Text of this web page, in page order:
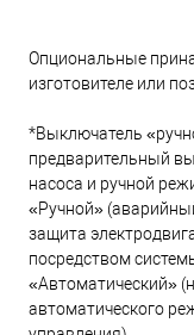
Опциональные
изготовителе или
*Выключатель
предварительный
насоса и ручной
«Ручной»
защита
посредством
«Автоматический»
автоматического